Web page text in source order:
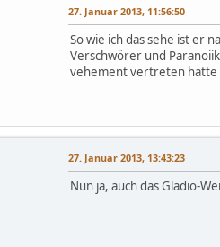
27. Januar 2013, 11:56:50
So wie ich das sehe ist er
Verschwörer und
vehement vertreten hatte
27. Januar 2013, 13:43:23
Nun ja, auch das Gladio-